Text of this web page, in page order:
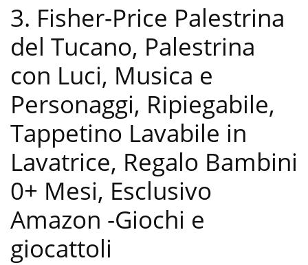
3. Fisher-Price Palestrina
del Tucano, Palestrina
con Luci, Musica e
Personaggi, Ripiegabile,
Tappetino Lavabile in
Lavatrice, Regalo Bambini
0+ Mesi, Esclusivo
Amazon -Giochi e
giocattoli